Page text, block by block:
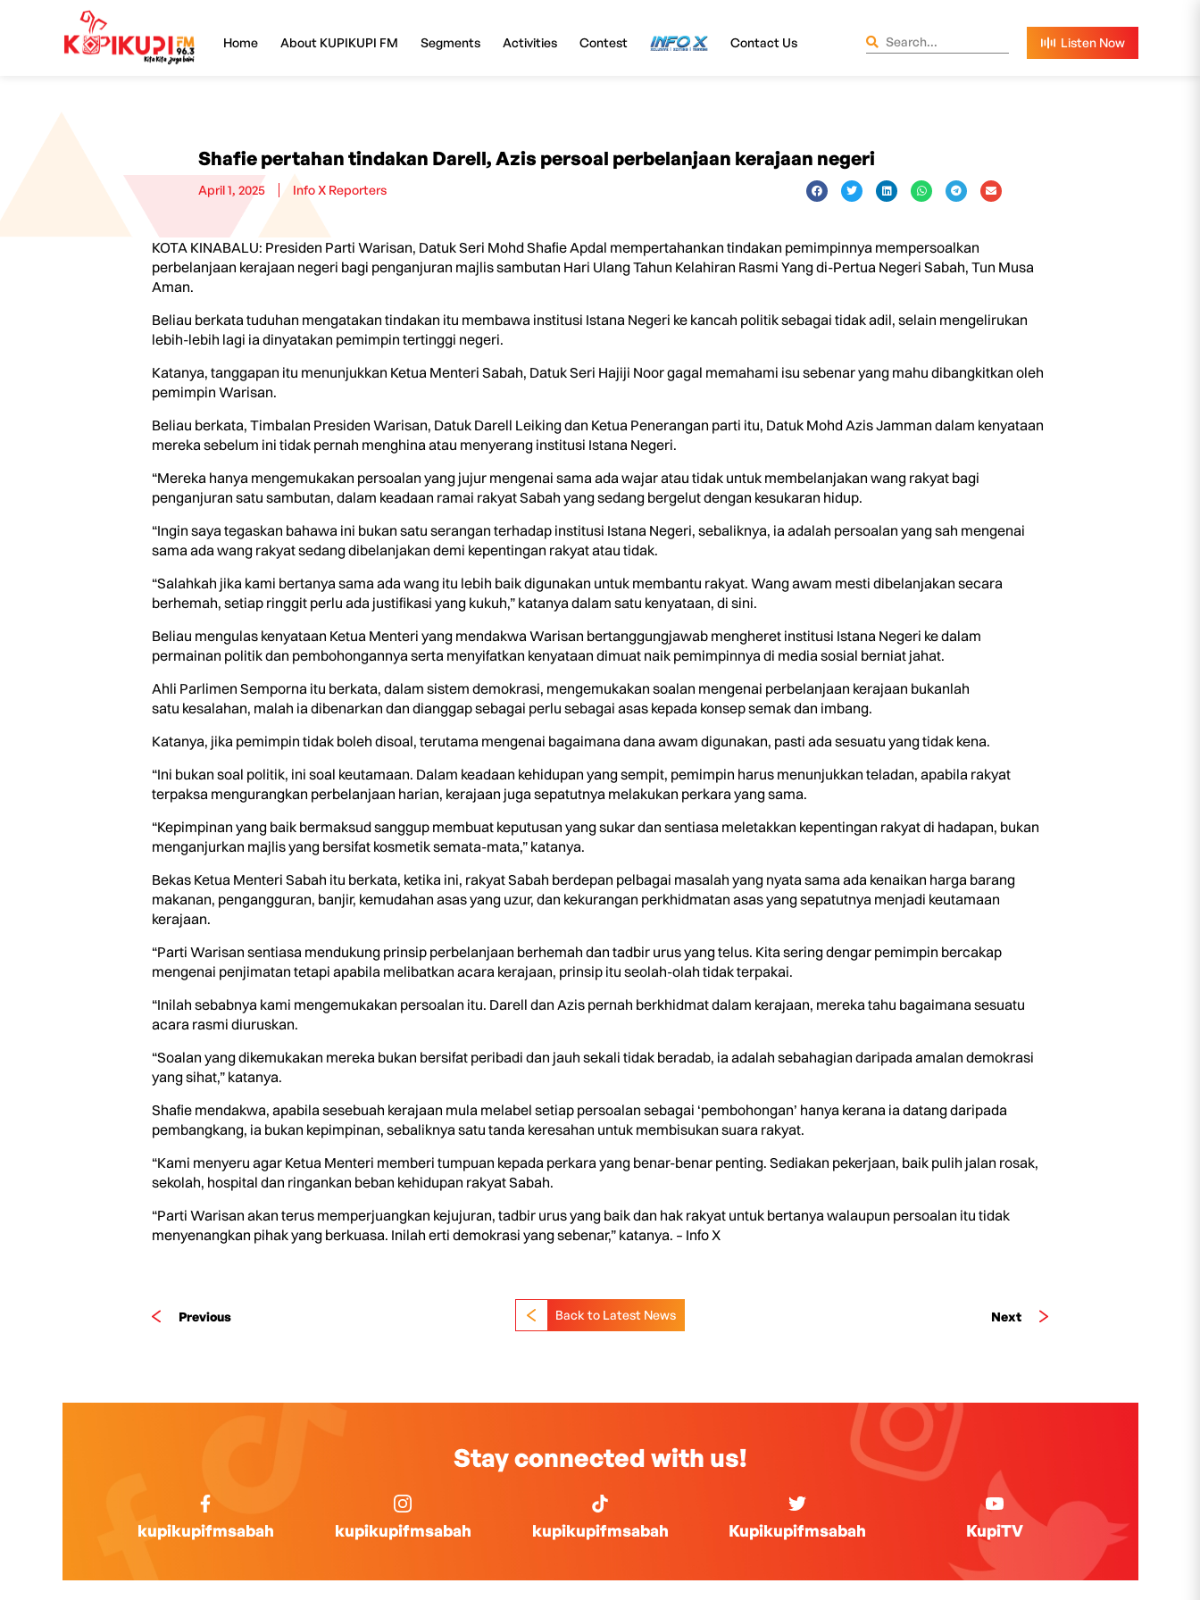
Home About KUPIKUPI FM Segments Activities Contest InfoX Contact Us
Shafie pertahan tindakan Darell, Azis persoal perbelanjaan kerajaan negeri
April 1, 2025 Info X Reporters
KOTA KINABALU: Presiden Parti Warisan, Datuk Seri Mohd Shafie Apdal mempertahankan tindakan pemimpinnya mempersoalkan
perbelanjaan kerajaan negeri bagi penganjuran majlis sambutan Hari Ulang Tahun Kelahiran Rasmi Yang di-Pertua Negeri Sabah, Tun Musa
Aman.
Beliau berkata tuduhan mengatakan tindakan itu membawa institusi Istana Negeri ke kancah politik sebagai tidak adil, selain mengelirukan
lebih-lebih lagi ia dinyatakan pemimpin tertinggi negeri.
Katanya, tanggapan itu menunjukkan Ketua Menteri Sabah, Datuk Seri Hajiji Noor gagal memahami isu sebenar yang mahu dibangkitkan oleh
pemimpin Warisan.
Beliau berkata, Timbalan Presiden Warisan, Datuk Darell Leiking dan Ketua Penerangan parti itu, Datuk Mohd Azis Jamman dalam kenyataan
mereka sebelum ini tidak pernah menghina atau menyerang institusi Istana Negeri.
“Mereka hanya mengemukakan persoalan yang jujur mengenai sama ada wajar atau tidak untuk membelanjakan wang rakyat bagi
penganjuran satu sambutan, dalam keadaan ramai rakyat Sabah yang sedang bergelut dengan kesukaran hidup.
“Ingin saya tegaskan bahawa ini bukan satu serangan terhadap institusi Istana Negeri, sebaliknya, ia adalah persoalan yang sah mengenai
sama ada wang rakyat sedang dibelanjakan demi kepentingan rakyat atau tidak.
“Salahkah jika kami bertanya sama ada wang itu lebih baik digunakan untuk membantu rakyat. Wang awam mesti dibelanjakan secara
berhemah, setiap ringgit perlu ada justifikasi yang kukuh,” katanya dalam satu kenyataan, di sini.
Beliau mengulas kenyataan Ketua Menteri yang mendakwa Warisan bertanggungjawab mengheret institusi Istana Negeri ke dalam
permainan politik dan pembohongannya serta menyifatkan kenyataan dimuat naik pemimpinnya di media sosial berniat jahat.
Ahli Parlimen Semporna itu berkata, dalam sistem demokrasi, mengemukakan soalan mengenai perbelanjaan kerajaan bukanlah
satu kesalahan, malah ia dibenarkan dan dianggap sebagai perlu sebagai asas kepada konsep semak dan imbang.
Katanya, jika pemimpin tidak boleh disoal, terutama mengenai bagaimana dana awam digunakan, pasti ada sesuatu yang tidak kena.
“Ini bukan soal politik, ini soal keutamaan. Dalam keadaan kehidupan yang sempit, pemimpin harus menunjukkan teladan, apabila rakyat
terpaksa mengurangkan perbelanjaan harian, kerajaan juga sepatutnya melakukan perkara yang sama.
“Kepimpinan yang baik bermaksud sanggup membuat keputusan yang sukar dan sentiasa meletakkan kepentingan rakyat di hadapan, bukan
menganjurkan majlis yang bersifat kosmetik semata-mata,” katanya.
Bekas Ketua Menteri Sabah itu berkata, ketika ini, rakyat Sabah berdepan pelbagai masalah yang nyata sama ada kenaikan harga barang
makanan, pengangguran, banjir, kemudahan asas yang uzur, dan kekurangan perkhidmatan asas yang sepatutnya menjadi keutamaan
kerajaan.
“Parti Warisan sentiasa mendukung prinsip perbelanjaan berhemah dan tadbir urus yang telus. Kita sering dengar pemimpin bercakap
mengenai penjimatan tetapi apabila melibatkan acara kerajaan, prinsip itu seolah-olah tidak terpakai.
“Inilah sebabnya kami mengemukakan persoalan itu. Darell dan Azis pernah berkhidmat dalam kerajaan, mereka tahu bagaimana sesuatu
acara rasmi diuruskan.
“Soalan yang dikemukakan mereka bukan bersifat peribadi dan jauh sekali tidak beradab, ia adalah sebahagian daripada amalan demokrasi
yang sihat,” katanya.
Shafie mendakwa, apabila sesebuah kerajaan mula melabel setiap persoalan sebagai ‘pembohongan’ hanya kerana ia datang daripada
pembangkang, ia bukan kepimpinan, sebaliknya satu tanda keresahan untuk membisukan suara rakyat.
“Kami menyeru agar Ketua Menteri memberi tumpuan kepada perkara yang benar-benar penting. Sediakan pekerjaan, baik pulih jalan rosak,
sekolah, hospital dan ringankan beban kehidupan rakyat Sabah.
“Parti Warisan akan terus memperjuangkan kejujuran, tadbir urus yang baik dan hak rakyat untuk bertanya walaupun persoalan itu tidak
menyenangkan pihak yang berkuasa. Inilah erti demokrasi yang sebenar,” katanya. – Info X
Previous Next
Back to Latest News
Stay connected with us!
kupikupifmsabah kupikupifmsabah kupikupifmsabah Kupikupifmsabah KupiTV